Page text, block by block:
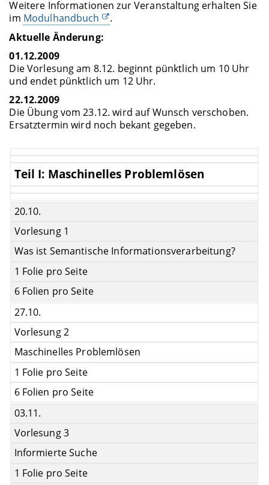
Weitere Informationen zur Veranstaltung erhalten Sie
im Modulhandbuch
.
Aktuelle Änderung:
01.12.2009
Die Vorlesung am 8.12. beginnt pünktlich um 10 Uhr
und endet pünktlich um 12 Uhr.
22.12.2009
Die Übung vom 23.12. wird auf Wunsch verschoben.
Ersatztermin wird noch bekant gegeben.
Teil I: Maschinelles Problemlösen
20.10.
Vorlesung 1
Was ist Semantische Informationsverarbeitung?
1 Folie pro Seite
6 Folien pro Seite
27.10.
Vorlesung 2
Maschinelles Problemlösen
1 Folie pro Seite
6 Folien pro Seite
03.11.
Vorlesung 3
Informierte Suche
1 Folie pro Seite